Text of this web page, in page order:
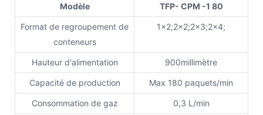
Modèle TFP- CPM -1 80
Format de regroupement de
conteneurs
1x2;2x2;2x3;2x4;
Hauteur d'alimentation 900millimètre
Capacité de production Max 180 paquets/min
Consommation de gaz 0,3 L/min